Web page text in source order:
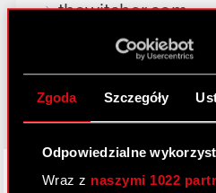
Zgoda Szczegóły
Odpowiedzialne
Wraz z naszymi 1022
thewitcher.com
cyberpunk.net